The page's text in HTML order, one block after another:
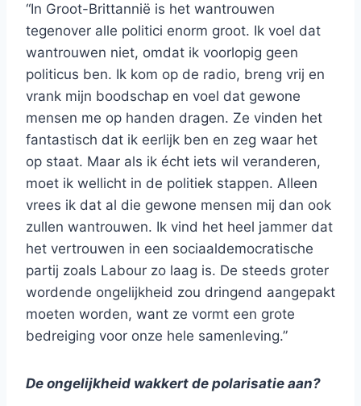
“In Groot-Brittannië is het wantrouwen
tegenover alle politici enorm groot. Ik voel dat
wantrouwen niet, omdat ik voorlopig geen
politicus ben. Ik kom op de radio, breng vrij en
vrank mijn boodschap en voel dat gewone
mensen me op handen dragen. Ze vinden het
fantastisch dat ik eerlijk ben en zeg waar het
op staat. Maar als ik écht iets wil veranderen,
moet ik wellicht in de politiek stappen. Alleen
vrees ik dat al die gewone mensen mij dan ook
zullen wantrouwen. Ik vind het heel jammer dat
het vertrouwen in een sociaaldemocratische
partij zoals Labour zo laag is. De steeds groter
wordende ongelijkheid zou dringend aangepakt
moeten worden, want ze vormt een grote
bedreiging voor onze hele samenleving.”
De ongelijkheid wakkert de polarisatie aan?